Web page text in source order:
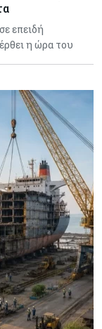
επειδή
η ώρα του